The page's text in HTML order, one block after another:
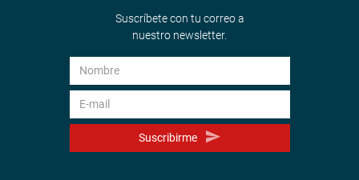
Suscríbete con tu correo a
nuestro newsletter.
Suscribirme